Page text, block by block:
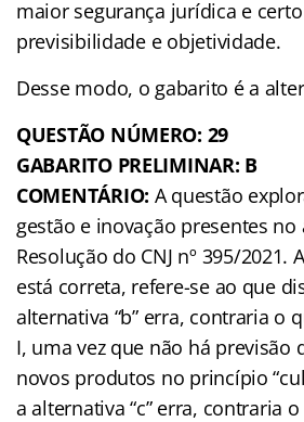
maior segurança jurídica e
previsibilidade e objetividade.
Desse modo, o gabarito é a
QUESTÃO NÚMERO: 29
GABARITO PRELIMINAR: B
COMENTÁRIO: A questão
gestão e inovação presentes no
Resolução do CNJ nº 395/2021.
está correta, refere-se ao que
alternativa “b” erra, contraria o
I, uma vez que não há previsão
novos produtos no princípio
a alternativa “c” erra, contraria